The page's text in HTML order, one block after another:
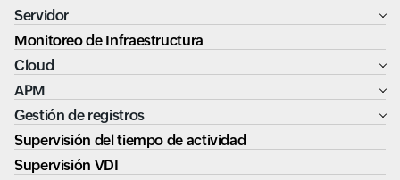
Servidor
Monitoreo de Infraestructura
Cloud
APM
Gestión de registros
Supervisión del tiempo de actividad
Supervisión VDI